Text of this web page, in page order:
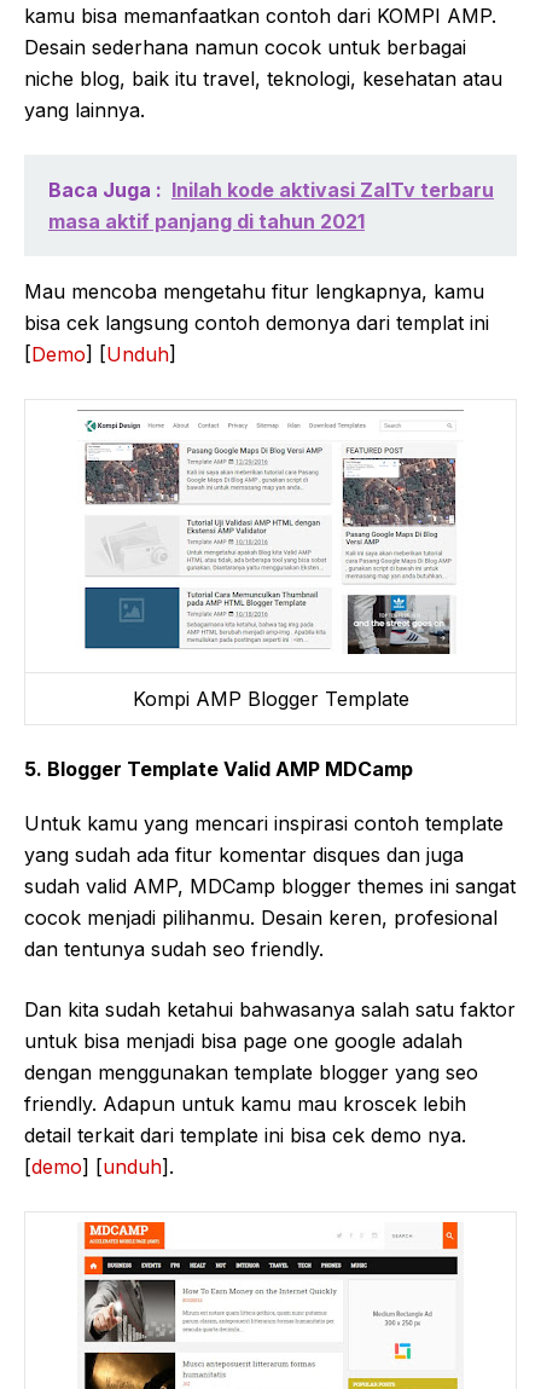
kamu bisa memanfaatkan contoh dari KOMPI AMP.
Desain sederhana namun cocok untuk berbagai
niche blog, baik itu travel, teknologi, kesehatan atau
yang lainnya.
Baca Juga : Inilah kode aktivasi ZalTv terbaru
masa aktif panjang di tahun 2021
Mau mencoba mengetahu fitur lengkapnya, kamu
bisa cek langsung contoh demonya dari templat ini
[Demo] [Unduh]
Kompi AMP Blogger Template
5. Blogger Template Valid AMP MDCamp
Untuk kamu yang mencari inspirasi contoh template
yang sudah ada fitur komentar disques dan juga
sudah valid AMP, MDCamp blogger themes ini sangat
cocok menjadi pilihanmu. Desain keren, profesional
dan tentunya sudah seo friendly.
Dan kita sudah ketahui bahwasanya salah satu faktor
untuk bisa menjadi bisa page one google adalah
dengan menggunakan template blogger yang seo
friendly. Adapun untuk kamu mau kroscek lebih
detail terkait dari template ini bisa cek demo nya.
[demo] [unduh].